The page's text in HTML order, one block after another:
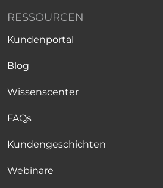
RESSOURCEN
Kundenportal
Blog
Wissenscenter
FAQs
Kundengeschichten
Webinare